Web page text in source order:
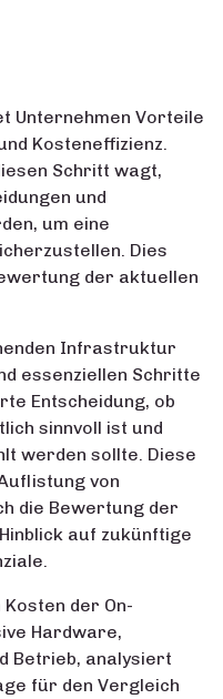
Unternehmen Vorteile
Kosteneffizienz.
Schritt wagt,
und
um eine
Dies
der aktuellen
Infrastruktur
essenziellen Schritte
Entscheidung, ob
sinnvoll ist und
werden sollte. Diese
von
die Bewertung der
auf zukünftige
der On-
Hardware,
Betrieb, analysiert
für den Vergleich